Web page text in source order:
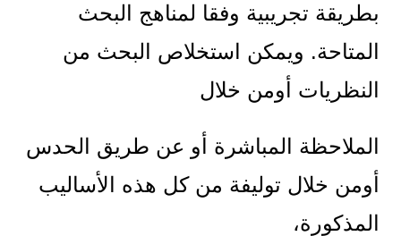
بطريقة تجريبية وفقا لمناهج البحث
المتاحة. ويمكن استخلاص البحث من
النظريات أومن خلال
الملاحظة المباشرة أو عن طريق الحدس
أومن خلال توليفة من كل هذه الأساليب
المذكورة،